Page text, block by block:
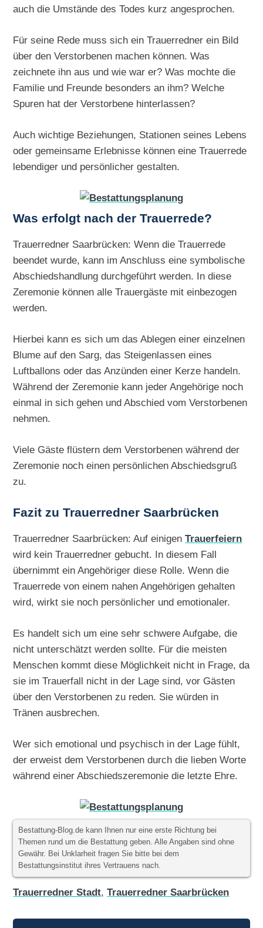
auch die Umstände des Todes kurz angesprochen.
Für seine Rede muss sich ein Trauerredner ein Bild
über den Verstorbenen machen können. Was
zeichnete ihn aus und wie war er? Was mochte die
Familie und Freunde besonders an ihm? Welche
Spuren hat der Verstorbene hinterlassen?
Auch wichtige Beziehungen, Stationen seines Lebens
oder gemeinsame Erlebnisse können eine Trauerrede
lebendiger und persönlicher gestalten.
Was erfolgt nach der Trauerrede?
Trauerredner Saarbrücken: Wenn die Trauerrede
beendet wurde, kann im Anschluss eine symbolische
Abschiedshandlung durchgeführt werden. In diese
Zeremonie können alle Trauergäste mit einbezogen
werden.
Hierbei kann es sich um das Ablegen einer einzelnen
Blume auf den Sarg, das Steigenlassen eines
Luftballons oder das Anzünden einer Kerze handeln.
Während der Zeremonie kann jeder Angehörige noch
einmal in sich gehen und Abschied vom Verstorbenen
nehmen.
Viele Gäste flüstern dem Verstorbenen während der
Zeremonie noch einen persönlichen Abschiedsgruß
zu.
Fazit zu Trauerredner Saarbrücken
Trauerredner Saarbrücken: Auf einigenTrauerfeiern
wird kein Trauerredner gebucht. In diesem Fall
übernimmt ein Angehöriger diese Rolle. Wenn die
Trauerrede von einem nahen Angehörigen gehalten
wird, wirkt sie noch persönlicher und emotionaler.
Es handelt sich um eine sehr schwere Aufgabe, die
nicht unterschätzt werden sollte. Für die meisten
Menschen kommt diese Möglichkeit nicht in Frage, da
sie im Trauerfall nicht in der Lage sind, vor Gästen
über den Verstorbenen zu reden. Sie würden in
Tränen ausbrechen.
Wer sich emotional und psychisch in der Lage fühlt,
der erweist dem Verstorbenen durch die lieben Worte
während einer Abschiedszeremonie die letzte Ehre.
Bestattung-Blog.de kann Ihnen nur eine erste Richtung bei
Themen rund um die Bestattung geben. Alle Angaben sind ohne
Gewähr. Bei Unklarheit fragen Sie bitte bei dem
Bestattungsinstitut ihres Vertrauens nach.
Trauerredner Stadt,Trauerredner Saarbrücken
Beitragsnavigation